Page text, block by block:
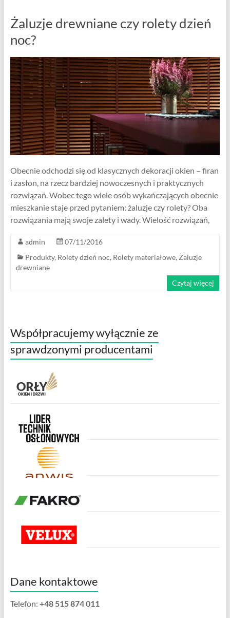
Żaluzje drewniane czy rolety dzień
noc?
Obecnie odchodzi się od klasycznych dekoracji okien – firan
i zasłon, na rzecz bardziej nowoczesnych i praktycznych
rozwiązań. Wobec tego wiele osób wykańczających obecnie
mieszkanie staje przed pytaniem: żaluzje czy rolety? Oba
rozwiązania mają swoje zalety i wady. Wielość rozwiązań,
admin
07/11/2016
Produkty, Rolety dzień noc, Rolety materiałowe, Żaluzje
drewniane
Czytaj więcej
Współpracujemy wyłącznie ze
sprawdzonymi producentami
Dane kontaktowe
Telefon: +48 515 874 011